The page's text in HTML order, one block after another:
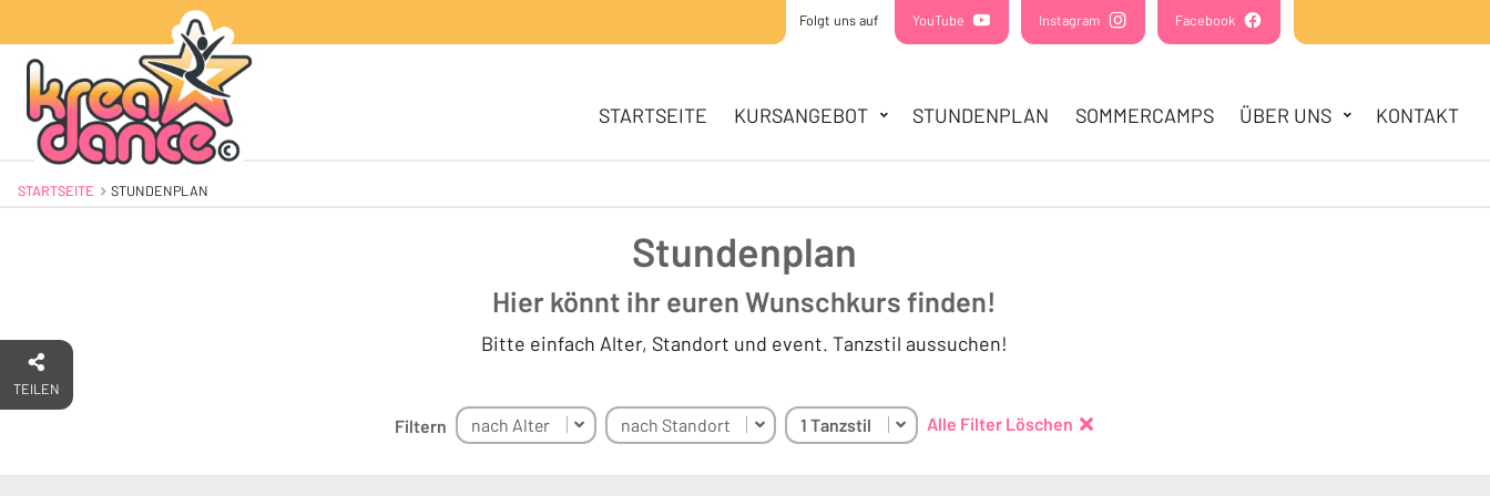
Folgt uns auf YouTube (Öffnet in einem neuen Tab oder Fenster)
Instagram (Öffnet in einem neuen Tab oder Fenster)
Facebook
HAUPTNAVIGATION
STARTSEITE
TEENS
STUNDENPLAN
SOMMERCAMPS
TEAM
KONTAKT
STARTSEITE KURSANGEBOT STUNDENPLAN SOMMERCAMPS ÜBER UNS KONTAKT
STARTSEITE AKTUELL: STUNDENPLAN
STUNDENPLAN
Stundenplan
Hier könnt ihr euren Wunschkurs finden!
Bitte einfach Alter, Standort und event. Tanzstil aussuchen!
Filtern nach Alter nach Standort 1 Tanzstil Alle Filter Löschen
TEILEN